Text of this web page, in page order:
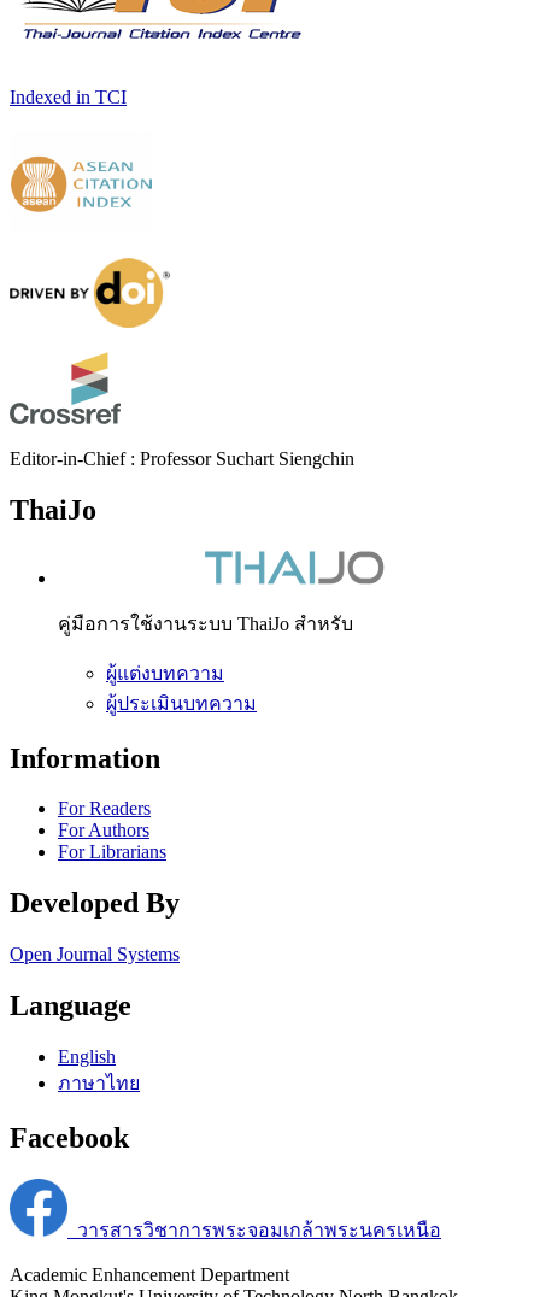
Indexed in TCI
Editor-in-Chief : Professor Suchart Siengchin
ThaiJo
คู่มือการใช้งานระบบ ThaiJo สำหรับ
ผู้แต่งบทความ
ผู้ประเมินบทความ
Information
For Readers
For Authors
For Librarians
Developed By
Open Journal Systems
Language
English
ภาษาไทย
Facebook
วารสารวิชาการพระจอมเกล้าพระนครเหนือ
Academic Enhancement Department